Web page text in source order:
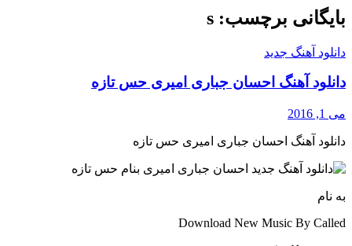
بایگانی برچسب: s
دانلود آهنگ جدید
دانلود آهنگ احسان جباری امیری حس تازه
می 1, 2016
دانلود آهنگ احسان جباری امیری حس تازه
به نام
Download New Music By Called